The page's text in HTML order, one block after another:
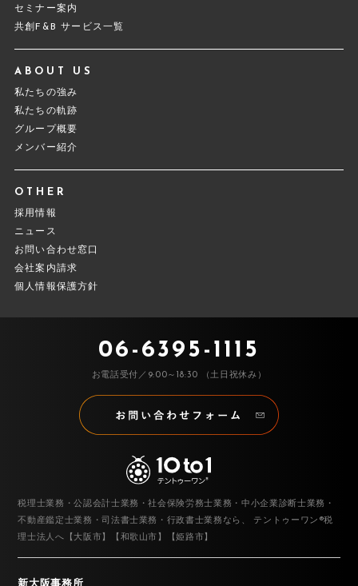
セミナー案内
共創F&B サービス一覧
ABOUT US
私たちの強み
私たちの軌跡
グループ概要
メンバー紹介
OTHER
採用情報
ニュース
お問い合わせ窓口
会社案内請求
個人情報保護方針
06-6395-1115
お電話受付／9:00～18:30 （土日祝休み）
税理士業務・公認会計士業務・社会保険労務士業務・中小企業診断士業務・
不動産鑑定士業務・司法書士業務・行政書士業務なら、
テントゥーワン®税
理士法人へ【大阪市】【和歌山市】【姫路市】